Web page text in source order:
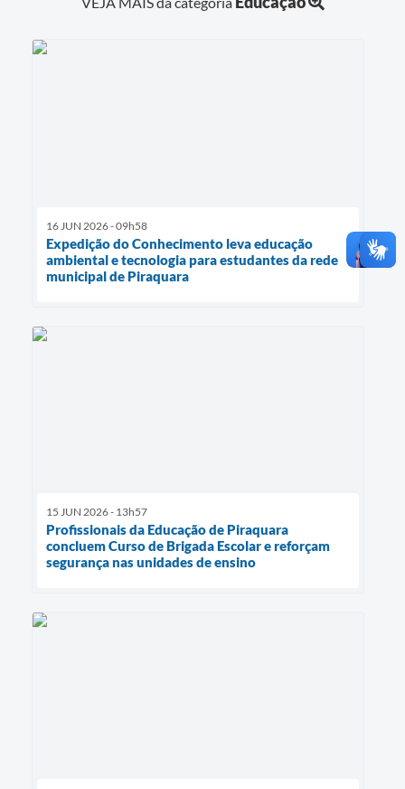
16 JUN 2026 - 09h58
Expedição do Conhecimento leva educação
ambiental e tecnologia para estudantes da rede
municipal de Piraquara
15 JUN 2026 - 13h57
Profissionais da Educação de Piraquara
concluem Curso de Brigada Escolar e reforçam
segurança nas unidades de ensino